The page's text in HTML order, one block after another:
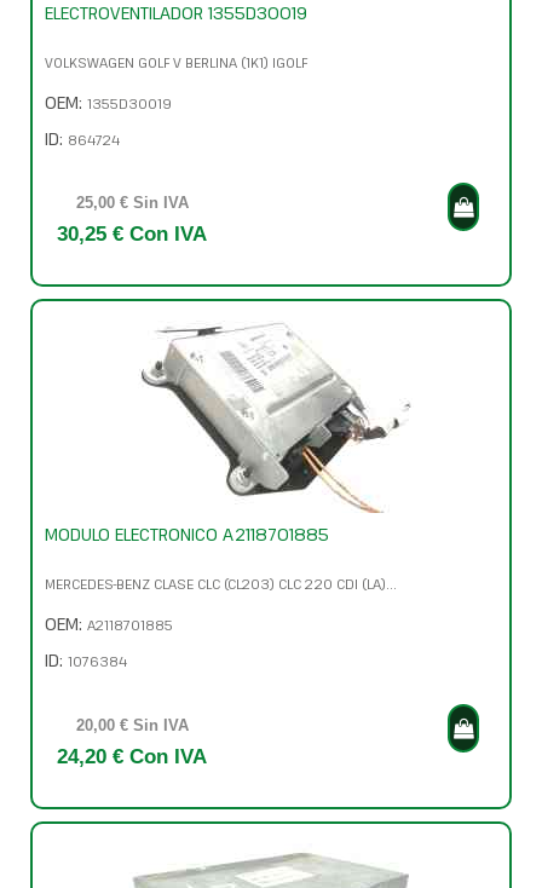
ELECTROVENTILADOR 1355D30019
VOLKSWAGEN GOLF V BERLINA (1K1) IGOLF
OEM: 1355D30019
ID: 864724
25,00 € Sin IVA
30,25 € Con IVA
MODULO ELECTRONICO A2118701885
MERCEDES-BENZ CLASE CLC (CL203) CLC 220 CDI (LA)...
OEM: A2118701885
ID: 1076384
20,00 € Sin IVA
24,20 € Con IVA